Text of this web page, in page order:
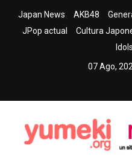
Japan News AKB48
JPop actual
Cultura
07 Ago,